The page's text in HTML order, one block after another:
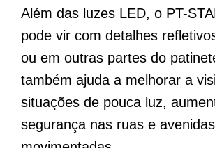
Além das luzes LED, o PT-
pode vir com detalhes
ou em outras partes do
também ajuda a melhorar a
situações de pouca luz,
segurança nas ruas e avenidas